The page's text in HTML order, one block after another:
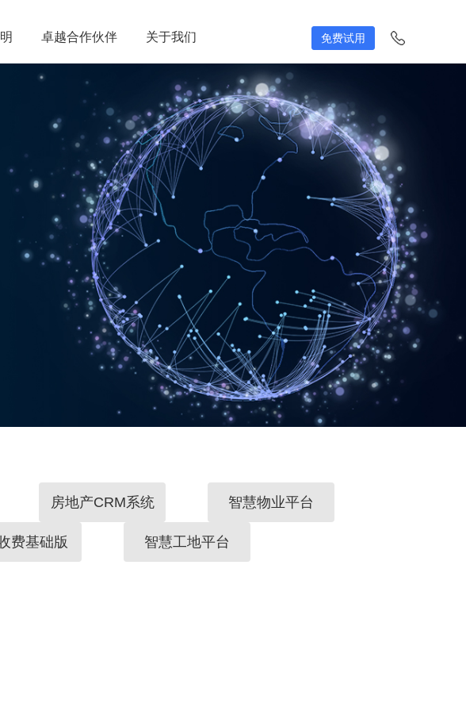
卓越合作伙伴 关于我们 免费试用
卓越合作伙伴 关于我们 免费试用
房地产CRM系统 智慧物业平台
费基础版 智慧工地平台